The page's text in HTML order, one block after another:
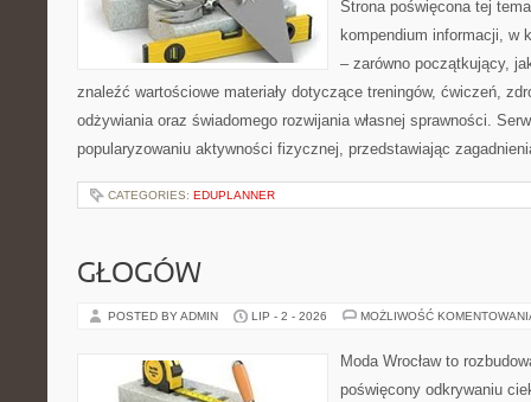
Strona poświęcona tej
kompendium informacji, w
– zarówno początkujący,
znaleźć wartościowe materiały dotyczące treningów, ćwiczeń,
odżywiania oraz świadomego rozwijania własnej sprawności.
popularyzowaniu aktywności fizycznej, przedstawiając
CATEGORIES: EDUPLANNER
GŁOGÓW
POSTED BY ADMIN LIP - 2 - 2026 MOŻLIWOŚĆ
Moda Wrocław to
poświęcony odkrywaniu